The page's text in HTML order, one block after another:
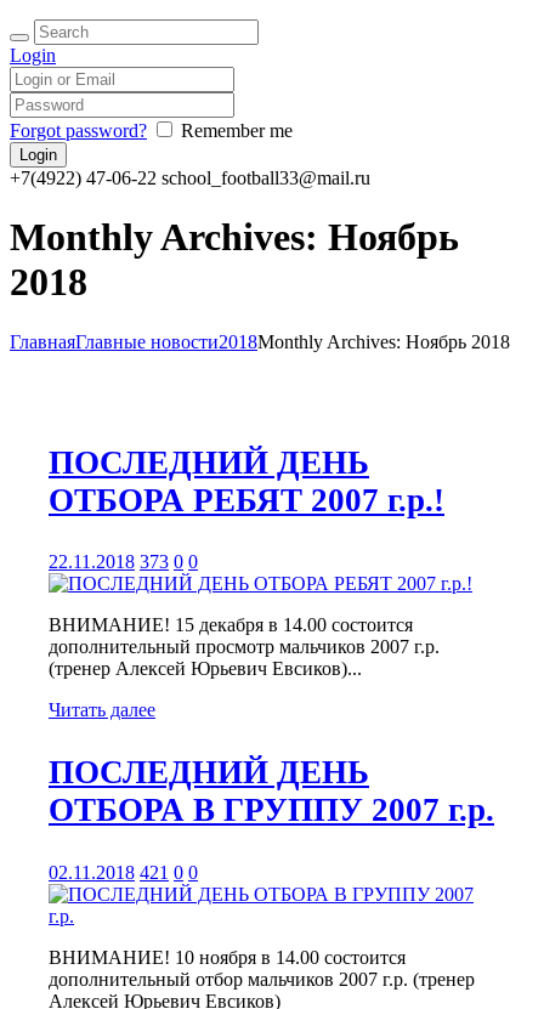
Login
Forgot password? Remember me
+7(4922) 47-06-22 school_football33@mail.ru
Monthly Archives: Ноябрь
2018
ГлавнаяГлавные новости2018Monthly Archives: Ноябрь 2018
ПОСЛЕДНИЙ ДЕНЬ
ОТБОРА РЕБЯТ 2007 г.р.!
22.11.2018 373 0 0
ВНИМАНИЕ! 15 декабря в 14.00 состоится
дополнительный просмотр мальчиков 2007 г.р.
(тренер Алексей Юрьевич Евсиков)...
Читать далее
ПОСЛЕДНИЙ ДЕНЬ
ОТБОРА В ГРУППУ 2007 г.р.
02.11.2018 421 0 0
ВНИМАНИЕ! 10 ноября в 14.00 состоится
дополнительный отбор мальчиков 2007 г.р. (тренер
Алексей Юрьевич Евсиков)